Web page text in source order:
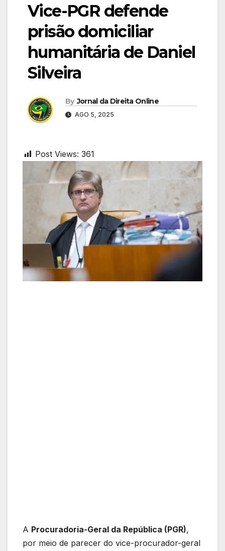
Vice-PGR defende
prisão domiciliar
humanitária de Daniel
Silveira
By Jornal da Direita Online
AGO 5, 2025
Post Views: 361
A Procuradoria-Geral da República (PGR),
por meio de parecer do vice-procurador-geral